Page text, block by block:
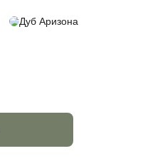
Дуб Аризона